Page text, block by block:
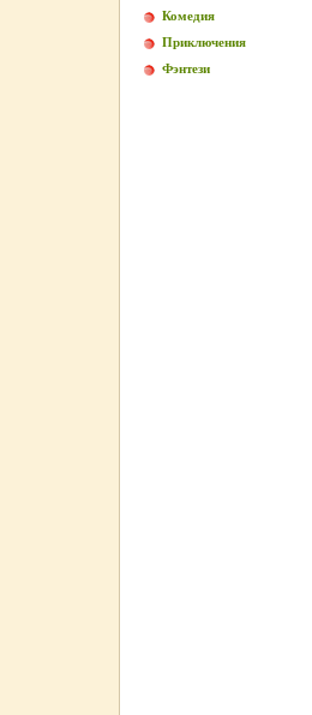
Комедия
Приключения
Фэнтези